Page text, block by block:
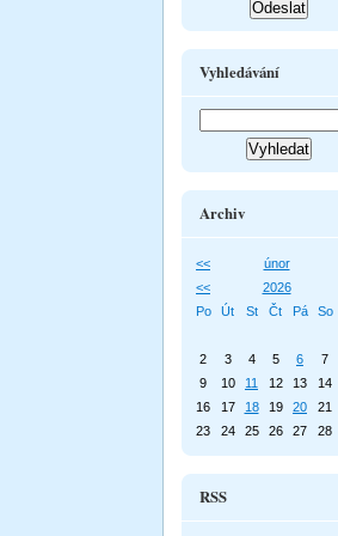
Vyhledávání
Archiv
<< únor
<<
2026
Po
Út St Čt Pá So
2
3 4 5 6 7
9
10 11 12 13 14
16
17 18 19 20 21
23
24 25 26 27 28
RSS